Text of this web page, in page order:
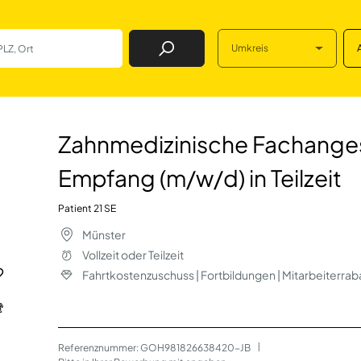
Job Finden Umkreis
Zahnmedizinische
Empfang (m/w/d) in Teilzeit
Patient 21 SE
Münster
Vollzeit oder Teilzeit
Fahrtkostenzuschuss | Fortbildungen |
Referenznummer: GOH981826638420-JB